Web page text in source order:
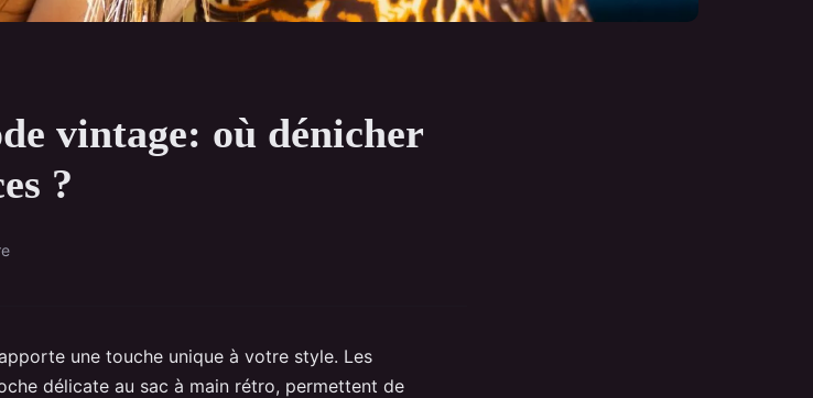
vintage: où dénicher
?
une touche unique à votre style. Les
délicate au sac à main rétro, permettent de